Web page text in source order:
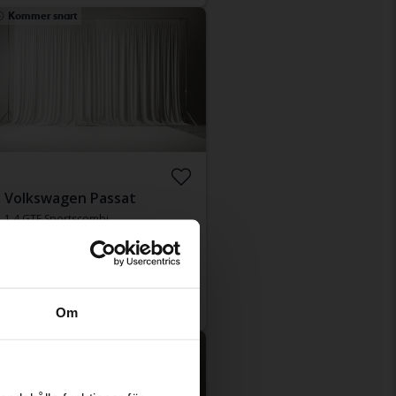
Om
Kommer snart
Volkswagen Passat
1.4 GTE Sportscombi
El/Bensin
En värdering av fordonet är på gång